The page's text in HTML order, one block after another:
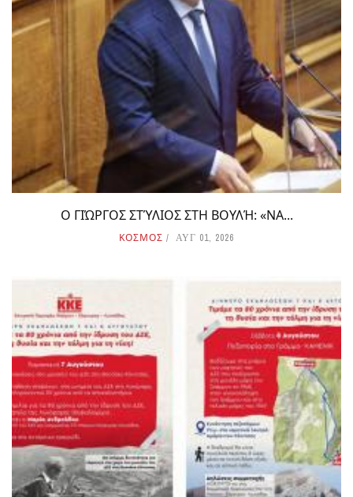
Ο ΓΙΏΡΓΟΣ ΣΤΎΛΙΟΣ ΣΤΗ ΒΟΥΛΉ: «ΝΑ...
ΚΟΣΜΟΣ ΑΥΓ 01, 2026